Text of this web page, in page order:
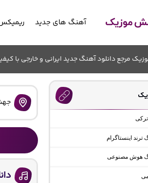
آهنگ های جدید
مرجع دانلود آهنگ جدید ایرانی و خارجی با
ترند اینستاگرام
هوش مصنوعی